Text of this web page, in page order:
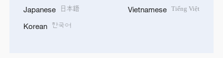
Japanese 日本語
Korean 한국어
Vietnamese Tiếng Việt